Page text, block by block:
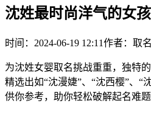
沈姓最时尚洋气的女
时间：2024-06-19 12:11作者：取
为沈姓女婴取名挑战重重，独特
精选出如“沈漫婕”、“沈西樱”、“
供你参考，助你轻松破解起名难题